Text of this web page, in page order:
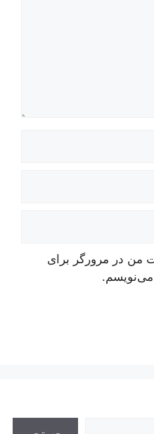
من در مرورگر برای
می‌نویسم.